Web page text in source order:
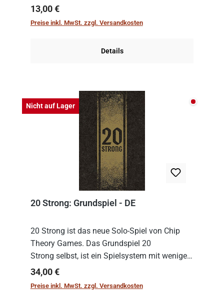
Spielenden aus, die es in die Höhe zu treiben
gilt. Doch das geht natürlich nur, solange man
Regulärer Preis:
13,00 €
Preise inkl. MwSt. zzgl. Versandkosten
Details
Nicht auf Lager Nicht
20 Strong: Grundspiel - DE
20 Strong ist das neue Solo-Spiel von Chip
Theory Games. Das Grundspiel 20
Strong selbst, ist ein Spielsystem mit wenigen,
einfachen Regeln. Um es zu spielen, muss es
immer mit einem Themenset ergänzt werden.
Regulärer Preis:
34,00 €
Preise inkl. MwSt. zzgl. Versandkosten